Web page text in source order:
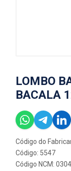
LOMBO
BACALA
Código do
Código: 5547
Código NCM: